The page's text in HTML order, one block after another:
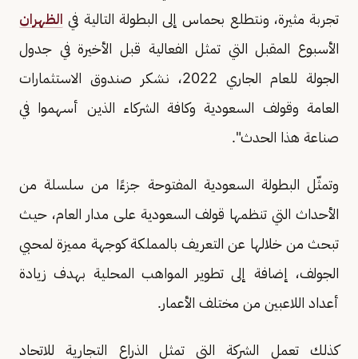
تجربة مثيرة، ونتطلع بحماس إلى البطولة التالية في الظهران
الأسبوع المقبل التي تمثل الفعالية قبل الأخيرة في جدول
الجولة للعام الجاري 2022، نشكر صندوق الاستثمارات
العامة وقولف السعودية وكافة الشركاء الذين أسهموا في
صناعة هذا الحدث".
وتمثّل البطولة السعودية المفتوحة جزءًا من سلسلة من
الأحداث التي تنظمها قولف السعودية على مدار العام، حيث
تبحث من خلالها عن التعريف بالمملكة كوجهة مميزة لمحبي
الجولف، إضافة إلى تطوير المواهب المحلية بهدف زيادة
أعداد اللاعبين من مختلف الأعمار.
كذلك تعمل الشركة التي تمثل الذراع التجارية للاتحاد